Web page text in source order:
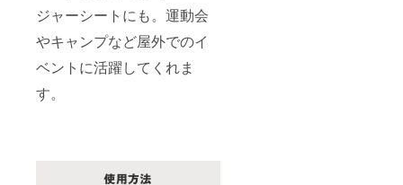
ジャーシートにも。運動会
やキャンプなど屋外でのイ
ベントに活躍してくれま
す。